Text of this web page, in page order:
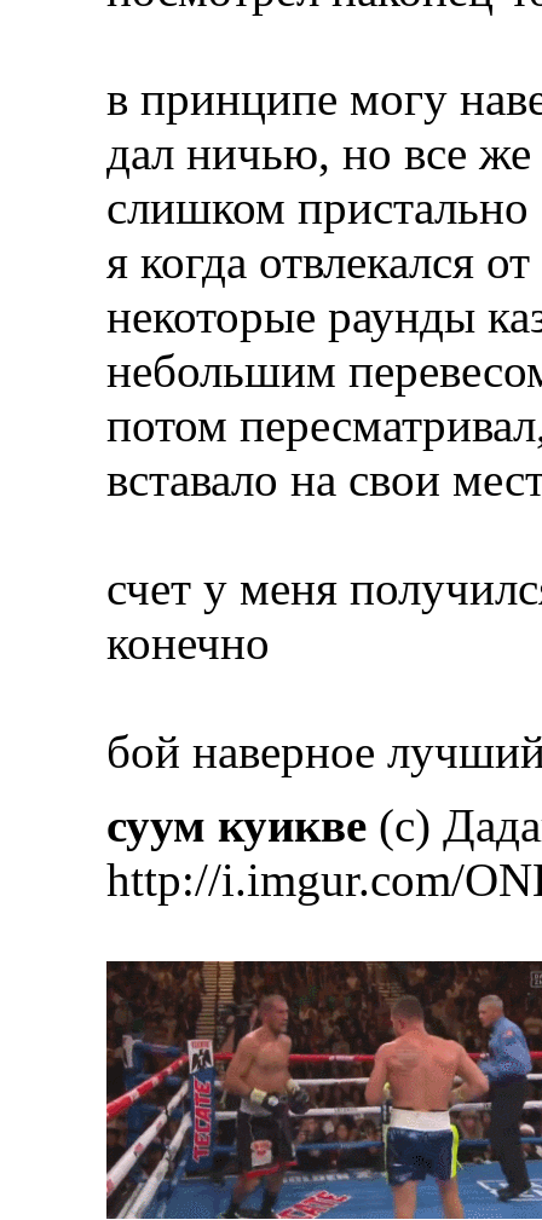
в принципе могу
дал ничью, но все же
слишком
я когда отвлекался
некоторые раунды
небольшим
потом
вставало на свои
счет у меня
конечно
бой наверное
суум куикве (с)
http://i.imgur.com/